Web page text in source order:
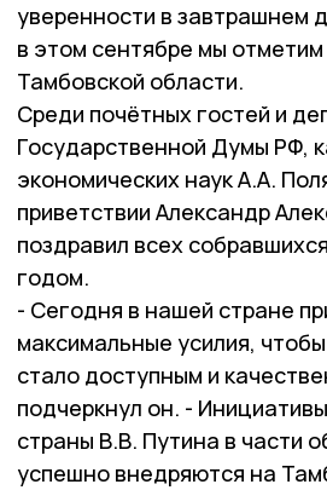
уверенности в завтрашнем
в этом сентябре мы
Тамбовской области.
Среди почётных гостей и
Государственной Думы РФ,
экономических наук А.А.
приветствии Александр
поздравил всех
годом.
- Сегодня в нашей стране
максимальные усилия,
стало доступным и
подчеркнул он. -
страны В.В. Путина в части
успешно внедряются на